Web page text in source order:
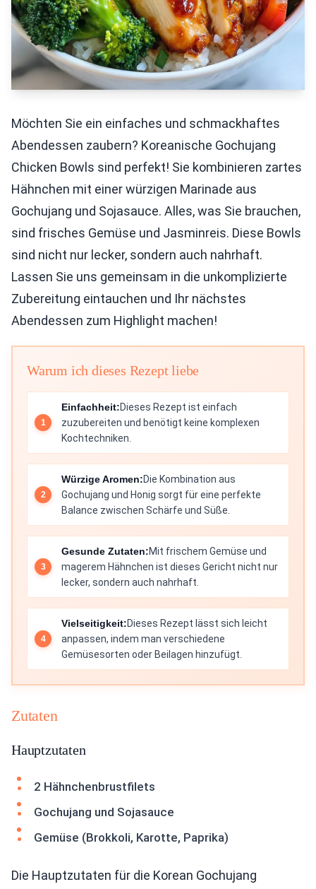
Möchten Sie ein einfaches und schmackhaftes
Abendessen zaubern? Koreanische Gochujang
Chicken Bowls sind perfekt! Sie kombinieren zartes
Hähnchen mit einer würzigen Marinade aus
Gochujang und Sojasauce. Alles, was Sie brauchen,
sind frisches Gemüse und Jasminreis. Diese Bowls
sind nicht nur lecker, sondern auch nahrhaft.
Lassen Sie uns gemeinsam in die unkomplizierte
Zubereitung eintauchen und Ihr nächstes
Abendessen zum Highlight machen!
Warum ich dieses Rezept liebe
Einfachheit:Dieses Rezept ist einfach
zuzubereiten und benötigt keine komplexen
Kochtechniken.
Würzige Aromen:Die Kombination aus
Gochujang und Honig sorgt für eine perfekte
Balance zwischen Schärfe und Süße.
Gesunde Zutaten:Mit frischem Gemüse und
magerem Hähnchen ist dieses Gericht nicht nur
lecker, sondern auch nahrhaft.
Vielseitigkeit:Dieses Rezept lässt sich leicht
anpassen, indem man verschiedene
Gemüsesorten oder Beilagen hinzufügt.
Zutaten
Hauptzutaten
2 Hähnchenbrustfilets
Gochujang und Sojasauce
Gemüse (Brokkoli, Karotte, Paprika)
Die Hauptzutaten für die Korean Gochujang